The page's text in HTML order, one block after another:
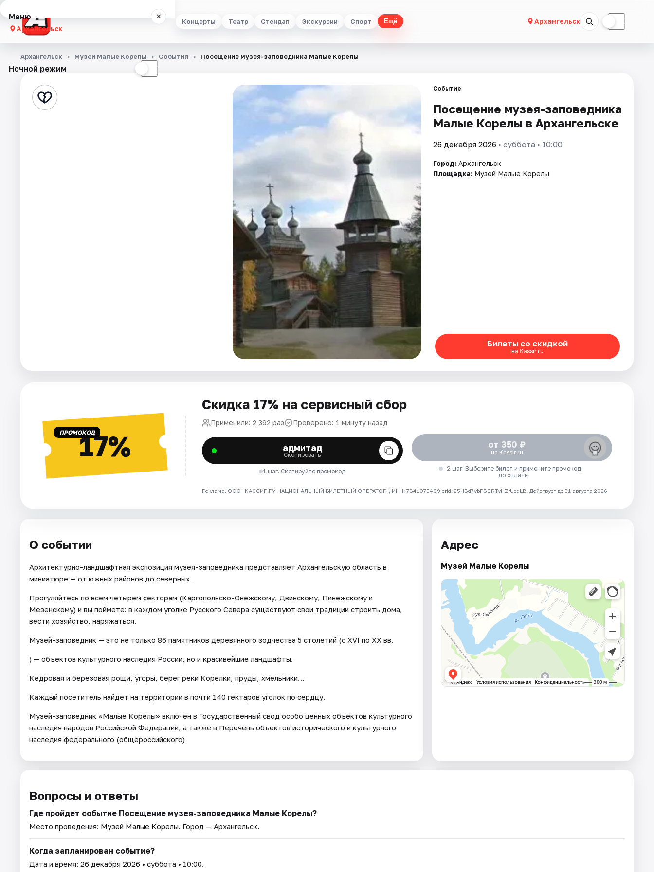
Концерты Театр Стендап Экскурсии Спорт Ещё Архангельск ☾
Меню ×
Архангельск
Концерты
Стендап
Ночной режим ☾
Архангельск Музей Малые Корелы События Посещение музея-заповедника Малые Корелы
Событие
Посещение музея-заповедника
Малые Корелы в Архангельске
26 декабря 2026 • суббота • 10:00
Город: Архангельск
Площадка: Музей Малые Корелы
Билеты со скидкой
на Kassir.ru
ПРОМОКОД17%
Скидка 17% на сервисный сбор
Применили: 2 392 раз Проверено: 1 минуту назад
адмитад
Скопировать
1 шаг. Скопируйте промокод
от 350 ₽
на Kassir.ru
2 шаг. Выберите билет и примените промокод
до оплаты
Реклама. ООО "КАССИР.РУ-НАЦИОНАЛЬНЫЙ БИЛЕТНЫЙ ОПЕРАТОР", ИНН: 7841075409 erid: 25H8d7vbP8SRTvHZrUcdLB. Действует до 31 августа 2026
О событии
Архитектурно-ландшафтная экспозиция музея-заповедника представляет Архангельскую область в
миниатюре — от южных районов до северных.
Прогуляйтесь по всем четырем секторам (Каргопольско-Онежскому, Двинскому, Пинежскому и
Мезенскому) и вы поймете: в каждом уголке Русского Севера существуют свои традиции строить дома,
вести хозяйство, наряжаться.
Музей-заповедник — это не только 86 памятников деревянного зодчества 5 столетий (с XVI по ХХ вв.
) — объектов культурного наследия России, но и красивейшие ландшафты.
Кедровая и березовая рощи, угоры, берег реки Корелки, пруды, хмельники…
Каждый посетитель найдет на территории в почти 140 гектаров уголок по сердцу.
Музей-заповедник «Малые Корелы» включен в Государственный свод особо ценных объектов культурного
наследия народов Российской Федерации, а также в Перечень объектов исторического и культурного
наследия федерального (общероссийского)
Адрес
Музей Малые Корелы
Вопросы и ответы
Где пройдет событие Посещение музея-заповедника Малые Корелы?
Место проведения: Музей Малые Корелы. Город — Архангельск.
Когда запланирован событие?
Дата и время: 26 декабря 2026 • суббота • 10:00.